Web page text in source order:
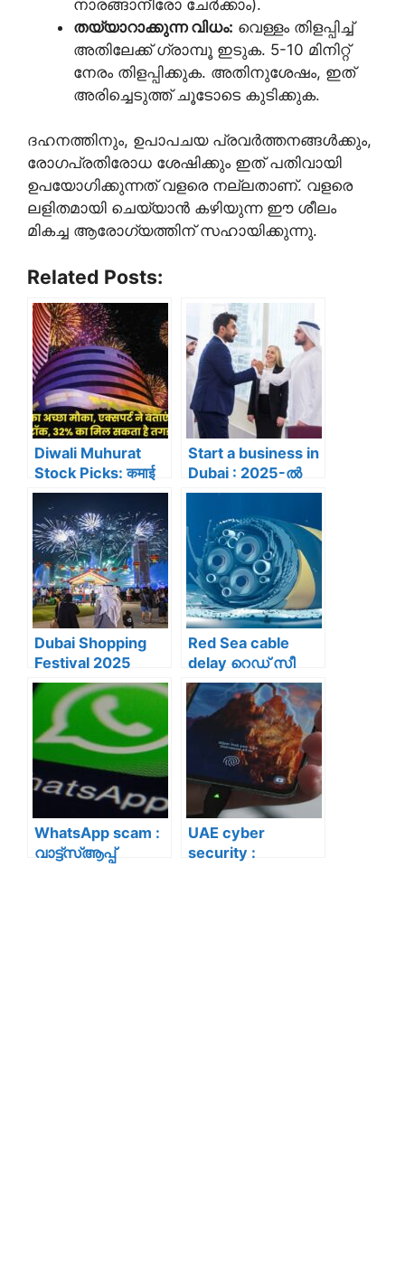
നാരങ്ങാനീരോ ചേർക്കാം).
തയ്യാറാക്കുന്ന വിധം: വെള്ളം തിളപ്പിച്ച്
അതിലേക്ക് ഗ്രാമ്പൂ ഇടുക. 5-10 മിനിറ്റ്
നേരം തിളപ്പിക്കുക. അതിനുശേഷം, ഇത്
അരിച്ചെടുത്ത് ചൂടോടെ കുടിക്കുക.
ദഹനത്തിനും, ഉപാപചയ പ്രവർത്തനങ്ങൾക്കും,
രോഗപ്രതിരോധ ശേഷിക്കും ഇത് പതിവായി
ഉപയോഗിക്കുന്നത് വളരെ നല്ലതാണ്. വളരെ
ലളിതമായി ചെയ്യാൻ കഴിയുന്ന ഈ ശീലം
മികച്ച ആരോഗ്യത്തിന് സഹായിക്കുന്നു.
Related Posts:
Diwali Muhurat
Stock Picks: कमाई
करने का अच्छा मौका,
एक्सपर्ट ने बताएं 5
फंडामेंटली मजबूत स्टॉक,
32% का मिल सकता है
तगड़ा रिटर्न…
Start a business in
Dubai : 2025-ൽ
ദുബായിൽ നിങ്ങൾ
ഒരു ബിസിനസ്
തുടങ്ങാൻ
ആഗ്രഹിക്കുന്നു
ണ്ടോ ? എന്നാൽ
ഇതാ പൂർണ്ണമായ
ഒരു വഴികാട്ടി
Dubai Shopping
Festival 2025
ലോക ഷോപ്പിങ്
മാമാങ്കം വരവായി ;
ദുബൈ ഷോപ്പിങ്
ഫെസ്റ്റിവൽ
ഡിസംബർ 5 ന്
തുടങ്ങും
Red Sea cable
delay റെഡ് സീ
അപകട
മേഖലയാകുന്നു,
ടെക് കമ്പനികൾ
പുതിയ ഇന്റർനെറ്റ്
മാർഗങ്ങൾ
തേടുന്നു
WhatsApp scam :
വാട്ട്‌സ്ആപ്പ്
UAE cyber
security :